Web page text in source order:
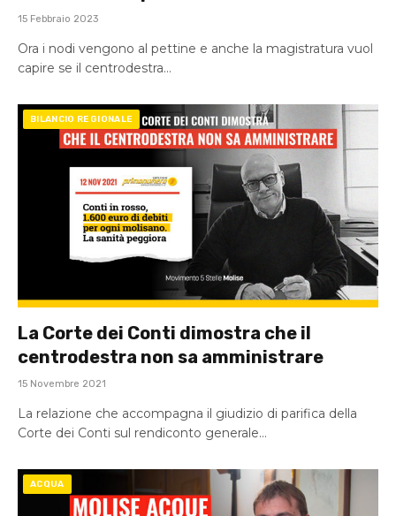
15 Febbraio 2023
Ora i nodi vengono al pettine e anche la magistratura vuol
capire se il centrodestra…
BILANCIO REGIONALE
La Corte dei Conti dimostra che il
centrodestra non sa amministrare
15 Novembre 2021
La relazione che accompagna il giudizio di parifica della
Corte dei Conti sul rendiconto generale…
ACQUA